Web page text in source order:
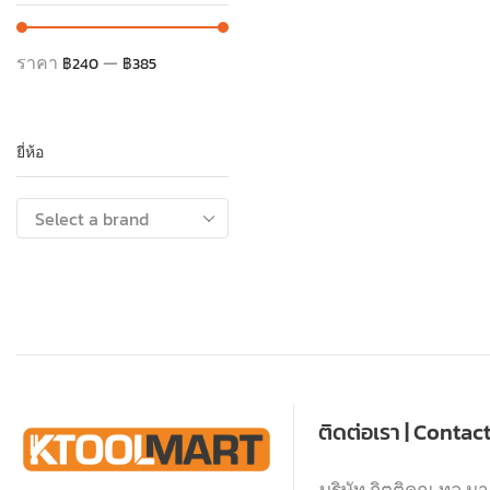
ราคา ฿240— ฿385
ยี่ห้อ
ติดต่อเรา |